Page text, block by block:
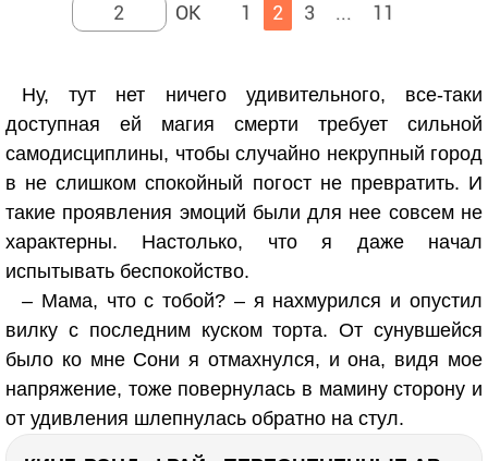
1 2 3 ... 11
Ну, тут нет ничего удивительного, все-таки
доступная ей магия смерти требует сильной
самодисциплины, чтобы случайно некрупный город
в не слишком спокойный погост не превратить. И
такие проявления эмоций были для нее совсем не
характерны. Настолько, что я даже начал
испытывать беспокойство.
– Мама, что с тобой? – я нахмурился и опустил
вилку с последним куском торта. От сунувшейся
было ко мне Сони я отмахнулся, и она, видя мое
напряжение, тоже повернулась в мамину сторону и
от удивления шлепнулась обратно на стул.